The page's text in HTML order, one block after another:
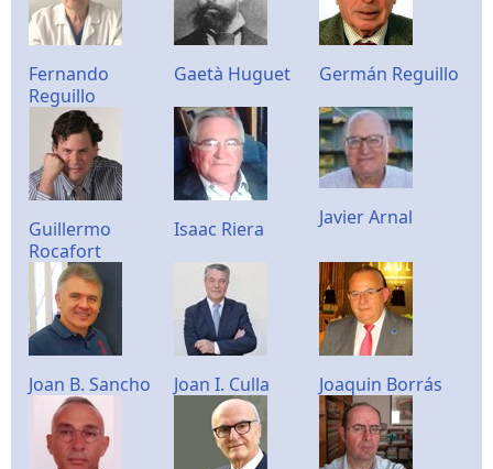
Fernando
Reguillo
Gaetà Huguet Germán Reguillo
Guillermo
Rocafort
Isaac Riera Javier Arnal
Joan B. Sancho Joan I. Culla Joaquin Borrás